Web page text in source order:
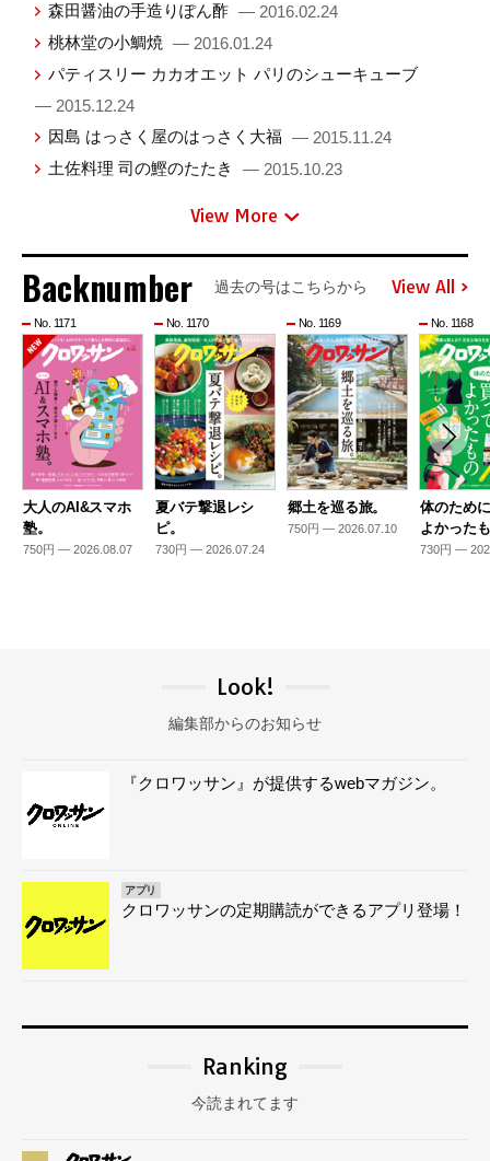
森田醤油の手造りぽん酢 — 2016.02.24
桃林堂の小鯛焼 — 2016.01.24
パティスリー カカオエット パリのシューキューブ
— 2015.12.24
因島 はっさく屋のはっさく大福 — 2015.11.24
土佐料理 司の鰹のたたき
— 2015.10.23
View More
Backnumber 過去の号はこちらから View All
No. 1171
大人のAI&スマホ
塾。
750円 — 2026.08.07
No. 1170
夏バテ撃退レシ
ピ。
730円 — 2026.07.24
No. 1169
郷土を巡る旅。
750円 — 2026.07.10
No. 1168
体のため
よかった
730円 —
Look!
編集部からのお知らせ
『クロワッサン』が提供するwebマガジン。
アプリ
クロワッサンの定期購読ができるアプリ登場！
Ranking
今読まれてます